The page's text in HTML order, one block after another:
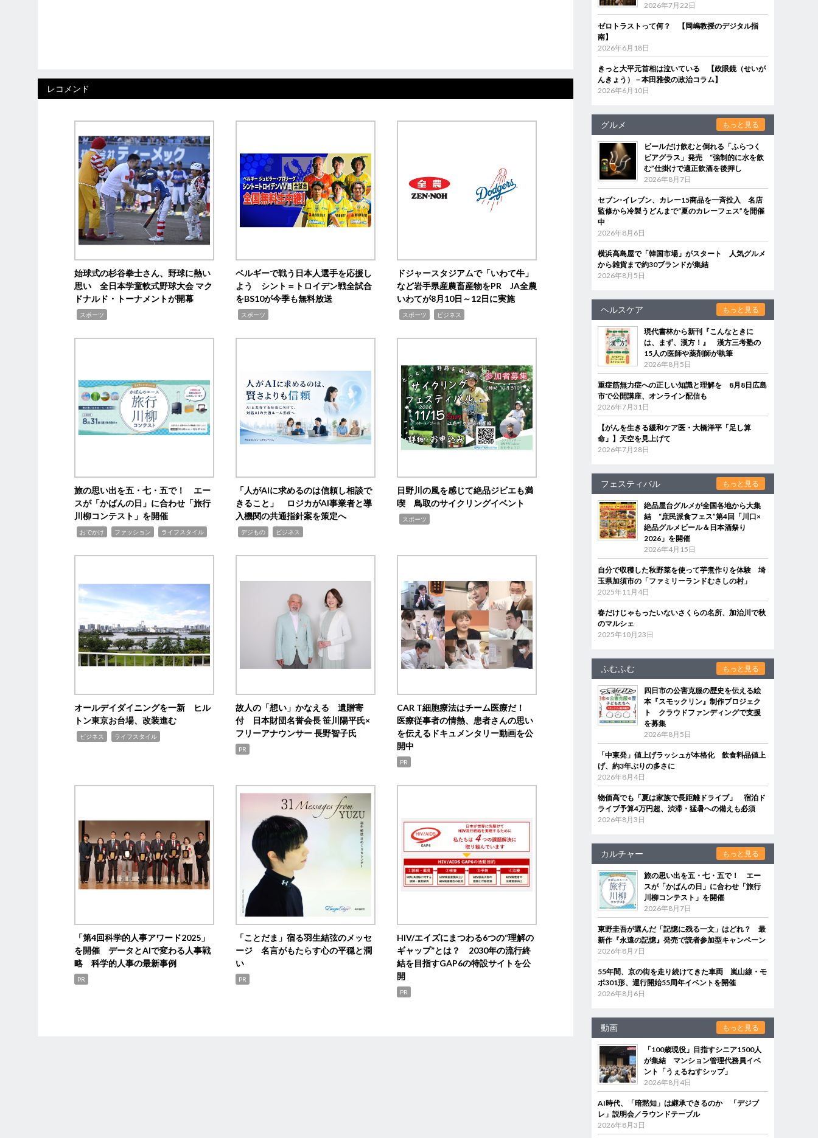
レコメンド
始球式の杉谷拳士さん、野球に熱い
思い 全日本学童軟式野球大会 マク
ドナルド・トーナメントが開幕
スポーツ
ベルギーで戦う日本人選手を応援し
よう シント＝トロイデン戦全試合
をBS10が今季も無料放送
スポーツ
ドジャースタジアムで「いわて牛」
など岩手県産農畜産物をPR JA全農
いわてが8月10日～12日に実施
スポーツ ビジネス
旅の思い出を五・七・五で！ エー
スが「かばんの日」に合わせ「旅行
川柳コンテスト」を開催
おでかけ ファッション ライフスタイル
「人がAIに求めるのは信頼し相談で
きること」 ロジカがAI事業者と導
入機関の共通指針案を策定へ
デジもの ビジネス
日野川の風を感じて絶品ジビエも満
喫 鳥取のサイクリングイベント
スポーツ
オールデイダイニングを一新 ヒル
トン東京お台場、改装進む
ビジネス ライフスタイル
故人の「想い」かなえる 遺贈寄
付 日本財団名誉会長 笹川陽平氏×
フリーアナウンサー 長野智子氏
PR
CAR T細胞療法はチーム医療だ！
医療従事者の情熱、患者さんの思い
を伝えるドキュメンタリー動画を公
開中
PR
「第4回科学的人事アワード2025」
を開催 データとAIで変わる人事戦
略 科学的人事の最新事例
PR
「ことだま」宿る羽生結弦のメッセ
ージ 名言がもたらす心の平穏と潤
い
PR
HIV/エイズにまつわる6つの“理解の
ギャップ”とは？ 2030年の流行終
結を目指すGAP6の特設サイトを公
開
PR
2026年7月22日
ゼロトラストって何？ 【岡嶋教授のデジタル指
南】
2026年6月18日
きっと大平元首相は泣いている 【政眼鏡（せいが
んきょう）－本田雅俊の政治コラム】
2026年6月10日
グルメ もっと見る
ビールだけ飲むと倒れる「ふらつく
ビアグラス」発売 “強制的に水を飲
む”仕掛けで適正飲酒を後押し
2026年8月7日
セブン‐イレブン、カレー15商品を一斉投入 名店
監修から冷製うどんまで“夏のカレーフェス”を開催
中
2026年8月6日
横浜高島屋で「韓国市場」がスタート 人気グルメ
から雑貨まで約30ブランドが集結
2026年8月5日
ヘルスケア もっと見る
現代書林から新刊『こんなときに
は、まず、漢方！』 漢方三考塾の
15人の医師や薬剤師が執筆
2026年8月5日
重症筋無力症への正しい知識と理解を 8月8日広島
市で公開講座、オンライン配信も
2026年7月31日
【がんを生きる緩和ケア医・大橋洋平「足し算
命」】天空を見上げて
2026年7月28日
フェスティバル もっと見る
絶品屋台グルメが全国各地から大集
結 “庶民派食フェス”第4回「川口×
絶品グルメビール＆日本酒祭り
2026」を開催
2026年4月15日
自分で収穫した秋野菜を使って芋煮作りを体験 埼
玉県加須市の「ファミリーランドむさしの村」
2025年11月4日
春だけじゃもったいないさくらの名所、加治川で秋
のマルシェ
2025年10月23日
ふむふむ もっと見る
四日市の公害克服の歴史を伝える絵
本『スモックリン』制作プロジェク
ト クラウドファンディングで支援
を募集
2026年8月5日
「中東発」値上げラッシュが本格化 飲食料品値上
げ、約3年ぶりの多さに
2026年8月4日
物価高でも「夏は家族で長距離ドライブ」 宿泊ド
ライブ予算4万円超、渋滞・猛暑への備えも必須
2026年8月3日
カルチャー もっと見る
旅の思い出を五・七・五で！ エー
スが「かばんの日」に合わせ「旅行
川柳コンテスト」を開催
2026年8月7日
東野圭吾が選んだ「記憶に残る一文」はどれ？ 最
新作『永遠の記憶』発売で読者参加型キャンペーン
2026年8月7日
55年間、京の街を走り続けてきた車両 嵐山線・モ
ボ301形、運行開始55周年イベントを開催
2026年8月6日
動画 もっと見る
「100歳現役」目指すシニア1500人
が集結 マンション管理代務員イベ
ント「うぇるねすシップ」
2026年8月4日
AI時代、「暗黙知」は継承できるのか 「デジブ
レ」説明会／ラウンドテーブル
2026年8月3日